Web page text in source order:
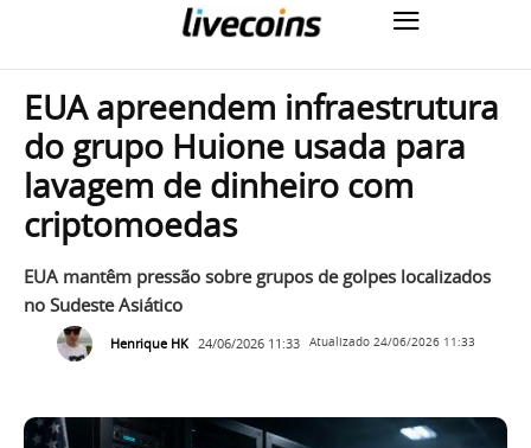
EUA apreendem infraestrutura
do grupo Huione usada para
lavagem de dinheiro com
criptomoedas
EUA mantêm pressão sobre grupos de golpes localizados
no Sudeste Asiático
Henrique HK 24/06/2026 11:33 Atualizado 24/06/2026 11:33